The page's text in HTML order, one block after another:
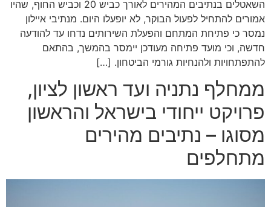
השאטלים בנתיבים המהירים לאורך כביש 20 וכביש החוף, שהיו
אמורים להתחיל לפעול הבוקר, לא יופעלו היום. מנתיבי איילון
נמסר כי פתיחת המתחם והפעלת השירותים נדחו עד להודעה
חדשה, וכי מועד פתיחה מעודכן יימסר בהמשך, בהתאם
להתפתחויות ולהנחיות גורמי הביטחון. […]
ממחלף נתניה ועד ראשון לציון,
פרויקט ייחודי בישראל והראשון
מסוגו – נתיבים מהירים
מתחלפים